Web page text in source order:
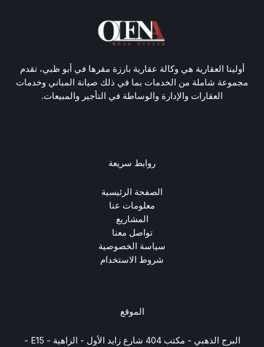
أولينا العقارية هي وكالة عقارية بارزة مقرها في أبو ظبي، تقدم
مجموعة شاملة من الخدمات بما في ذلك صيانة المباني وخدمات
العقارات والإدارة والوساطة في التأجير والمبيعات.
روابط سريعة
الصفحة الرئيسية
معلومات عنا
المشاريع
تواصل معنا
سياسة الخصوصية
شروط الاستخدام
الموقع
البرج الذهبي - مكتب 404 شارع زايد الأول - الزاهية - E15 -